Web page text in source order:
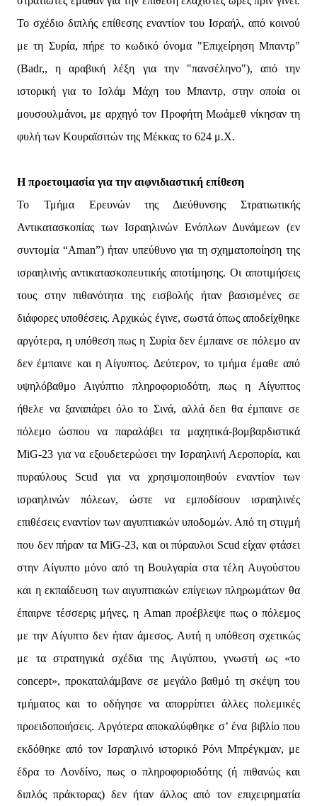
Το σχέδιο διπλής επίθεσης εναντίον του Ισραήλ, από κοινού
με τη Συρία, πήρε το κωδικό όνομα "Επιχείρηση Μπαντρ"
(Badr,, η αραβική λέξη για την "πανσέληνο"), από την
ιστορική για το Ισλάμ Μάχη του Μπαντρ, στην οποία οι
μουσουλμάνοι, με αρχηγό τον Προφήτη Μωάμεθ νίκησαν τη
φυλή των Κουραϊσιτών της Μέκκας το 624 μ.Χ.
Η προετοιμασία για την αιφνιδιαστική επίθεση
Το Τμήμα Ερευνών της Διεύθυνσης Στρατιωτικής
Αντικατασκοπίας των Ισραηλινών Ενόπλων Δυνάμεων (εν
συντομία “Aman”) ήταν υπεύθυνο για τη σχηματοποίηση της
ισραηλινής αντικατασκοπευτικής αποτίμησης. Οι αποτιμήσεις
τους στην πιθανότητα της εισβολής ήταν βασισμένες σε
διάφορες υποθέσεις. Αρχικώς έγινε, σωστά όπως αποδείχθηκε
αργότερα, η υπόθεση πως η Συρία δεν έμπαινε σε πόλεμο αν
δεν έμπαινε και η Αίγυπτος. Δεύτερον, το τμήμα έμαθε από
υψηλόβαθμο Αιγύπτιο πληροφοριοδότη, πως η Αίγυπτος
ήθελε να ξαναπάρει όλο το Σινά, αλλά δεn θα έμπαινε σε
πόλεμο ώσπου να παραλάβει τα μαχητικά-βομβαρδιστικά
MiG-23 για να εξουδετερώσει την Ισραηλινή Αεροπορία, και
πυραύλους Scud για να χρησιμοποιηθούν εναντίον των
ισραηλινών πόλεων, ώστε να εμποδίσουν ισραηλινές
επιθέσεις εναντίον των αιγυπτιακών υποδομών. Από τη στιγμή
που δεν πήραν τα MiG-23, και οι πύραυλοι Scud είχαν φτάσει
στην Αίγυπτο μόνο από τη Βουλγαρία στα τέλη Αυγούστου
και η εκπαίδευση των αιγυπτιακών επίγειων πληρωμάτων θα
έπαιρνε τέσσερις μήνες, η Aman προέβλεψε πως ο πόλεμος
με την Αίγυπτο δεν ήταν άμεσος. Αυτή η υπόθεση σχετικώς
με τα στρατηγικά σχέδια της Αιγύπτου, γνωστή ως «το
concept», προκαταλάμβανε σε μεγάλο βαθμό τη σκέψη του
τμήματος και το οδήγησε να απορρίπτει άλλες πολεμικές
προειδοποιήσεις. Αργότερα αποκαλύφθηκε σ’ ένα βιβλίο που
εκδόθηκε από τον Ισραηλινό ιστορικό Ρόνι Μπρέγκμαν, με
έδρα το Λονδίνο, πως ο πληροφοριοδότης (ή πιθανώς και
διπλός πράκτορας) δεν ήταν άλλος από τον επιχειρηματία